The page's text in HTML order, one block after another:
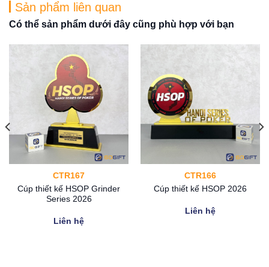
Sản phẩm liên quan
Có thể sản phẩm dưới đây cũng phù hợp với bạn
CTR167
Cúp thiết kế HSOP Grinder
Series 2026
Liên hệ
CTR166
Cúp thiết kế HSOP 2026
Liên hệ